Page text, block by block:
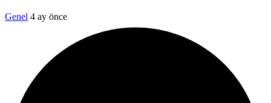
Genel 4 ay önce